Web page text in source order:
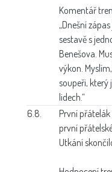
Komentář
„Dnešní
sestavě s
Benešova.
výkon.
soupeři, který
lidech.“
6.8.
První přátelák
první
Utkání